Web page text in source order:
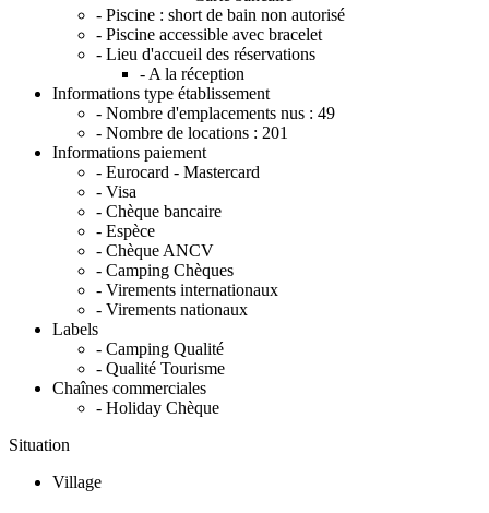
- Piscine : short de bain non autorisé
- Piscine accessible avec bracelet
- Lieu d'accueil des réservations
- A la réception
Informations type établissement
- Nombre d'emplacements nus : 49
- Nombre de locations : 201
Informations paiement
- Eurocard - Mastercard
- Visa
- Chèque bancaire
- Espèce
- Chèque ANCV
- Camping Chèques
- Virements internationaux
- Virements nationaux
Labels
- Camping Qualité
- Qualité Tourisme
Chaînes commerciales
- Holiday Chèque
Situation
Village